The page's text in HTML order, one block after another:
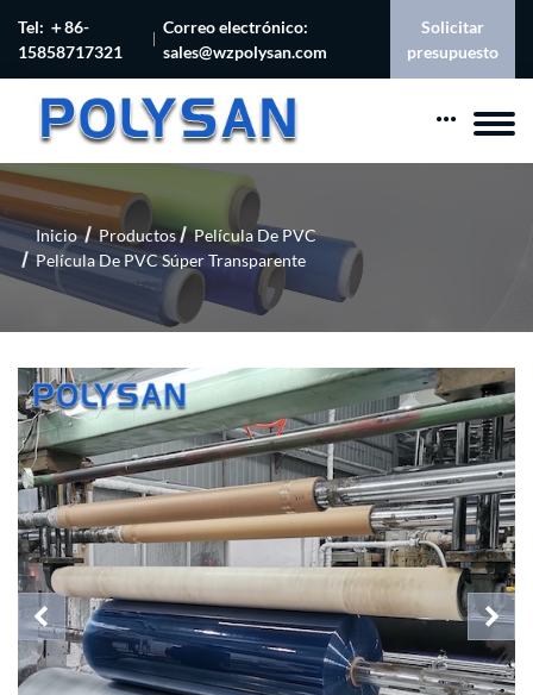
Tel: ＋86-
15858717321
Correo electrónico:
sales@wzpolysan.com
Solicitar
presupuesto
Inicio Productos
Película De PVC
Película De PVC Súper Transparente